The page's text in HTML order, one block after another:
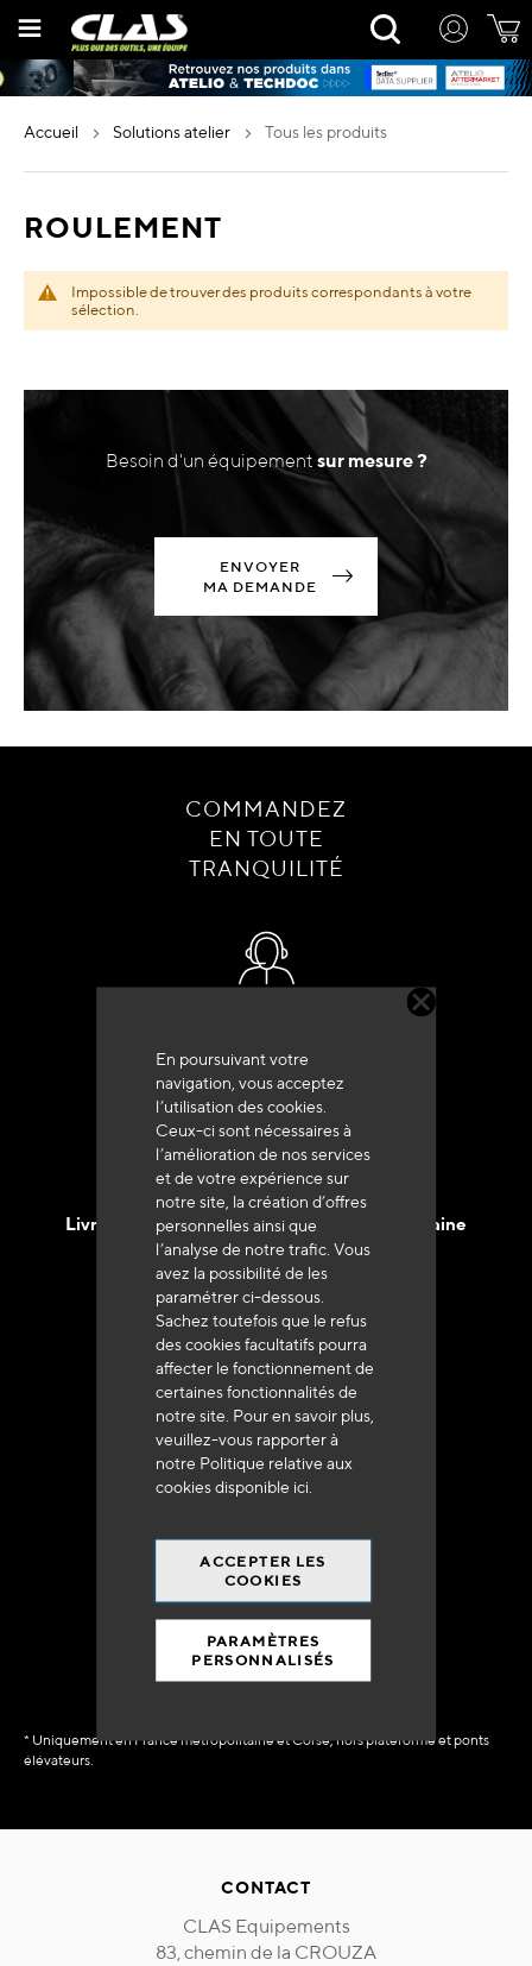
En poursuivant votre
navigation, vous acceptez
l’utilisation des cookies.
Ceux-ci sont nécessaires à
l’amélioration de nos services
et de votre expérience sur
notre site, la création d’offres
personnelles ainsi que
l’analyse de notre trafic. Vous
avez la possibilité de les
paramétrer ci-dessous.
Sachez toutefois que le refus
des cookies facultatifs pourra
affecter le fonctionnement de
certaines fonctionnalités de
notre site. Pour en savoir plus,
veuillez-vous rapporter à
notre Politique relative aux
cookies disponible ici
ACCEPTER LES
COOKIES
PARAMÈTRES
PERSONNALISÉS
contenu
Rechercher
accueil solutions atelier tous les produits
ROULEMENT
Impossible de trouver des produits correspondants à votre
sélection.
Besoin d'un équipement sur mesure ?
ENVOYER
MA DEMANDE
COMMANDEZ
EN TOUTE
TRANQUILITÉ
+33 (0)4 79 72 62 22 Taper 1
Livraison en 48h à 72h en France Métropolitaine
Franco de port
à 250 euros*
90% du catalogue
en disponibilité
immédiate
* Uniquement en France métropolitaine et Corse, hors plateforme et ponts
élévateurs.
CONTACT
CLAS Equipements
83, chemin de la CROUZA